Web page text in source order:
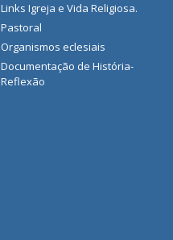
Links Igreja e Vida Religiosa.
Pastoral
Organismos eclesiais
Documentação de História-
Reflexão